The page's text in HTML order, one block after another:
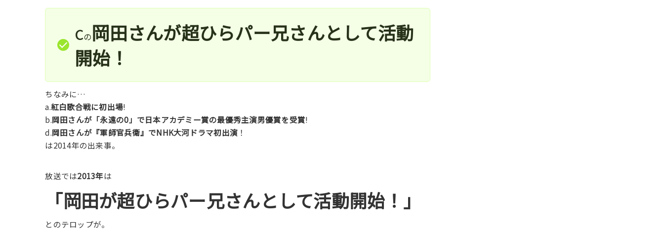
cの岡田さんが超ひらパー兄さんとして活動
開始！
ちなみに…
a.紅白歌合戦に初出場!
b.岡田さんが「永遠の0」で日本アカデミー賞の最優秀主演男優賞を受賞!
d.岡田さんが『軍師官兵衛』でNHK大河ドラマ初出演 ！
は2014年の出来事。
放送では2013年は
「岡田が超ひらパー兄さんとして活動開始！」
とのテロップが。